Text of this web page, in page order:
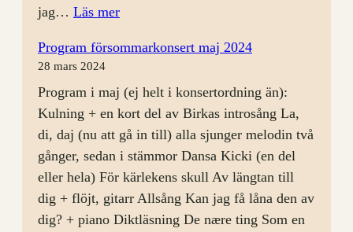
jag… Läs mer:
24
Program försommarkonsert maj 2024
28 mars 2024
Program i maj (ej helt i konsertordning än):
Kulning + en kort del av Birkas introsång La,
di, daj (nu att gå in till) alla sjunger melodin två
gånger, sedan i stämmor Dansa Kicki (en del
eller hela) För kärlekens skull Av längtan till
dig + flöjt, gitarr Allsång Kan jag få låna den av
dig? + piano Diktläsning De nære ting Som en